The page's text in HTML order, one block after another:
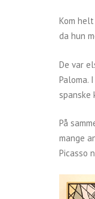
Kom
da hun
De var
Paloma.
spanske
På
mange
Picasso